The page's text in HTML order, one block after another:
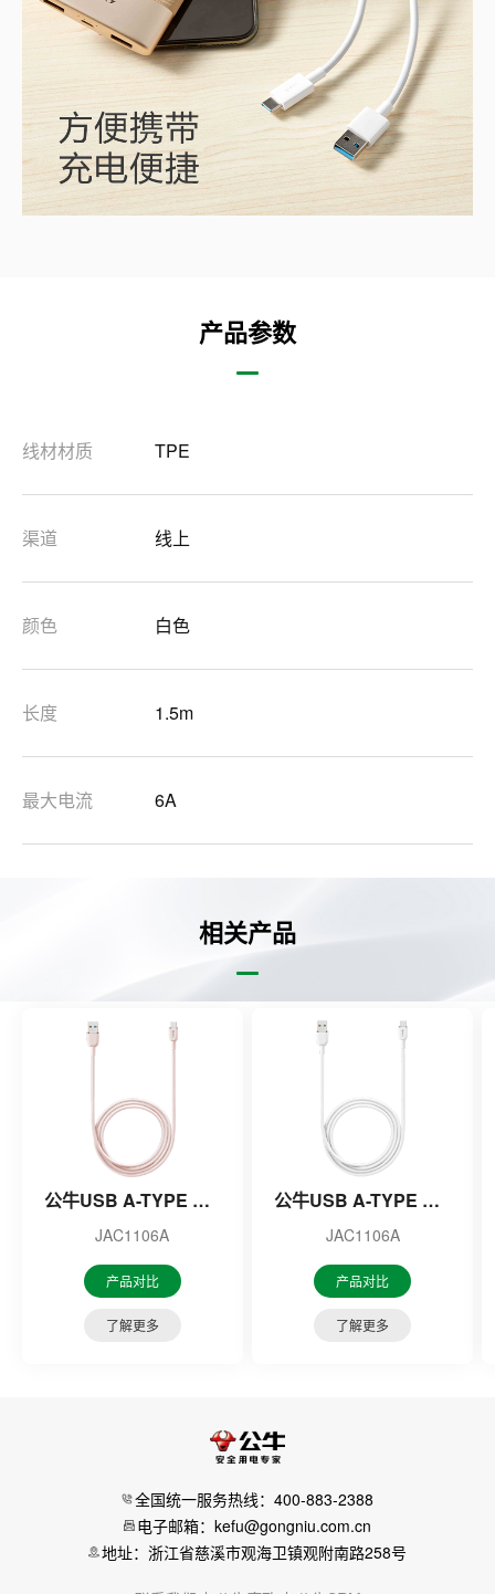
产品参数
线材材质 TPE
渠道 线上
颜色 白色
长度 1.5m
最大电流 6A
相关产品
公牛USB A-TYPE C数据线
JAC1106A
产品对比
了解更多
公牛USB A-TYPE C数据线
JAC1106A
产品对比
了解更多
全国统一服务热线：400-883-2388
电子邮箱：kefu@gongniu.com.cn
地址：浙江省慈溪市观海卫镇观附南路258号